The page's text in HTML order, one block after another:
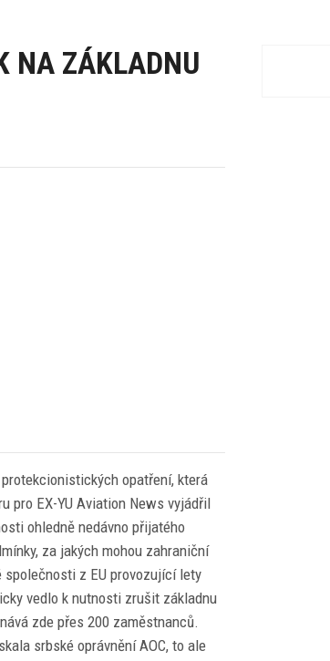
NA ZÁKLADNU
opatření, která
pro EX-YU Aviation News vyjádřil
ohledně nedávno přijatého
za jakých mohou zahraniční
z EU provozující lety
vedlo k nutnosti zrušit základnu
zde přes 200 zaměstnanců.
srbské oprávnění AOC, to ale